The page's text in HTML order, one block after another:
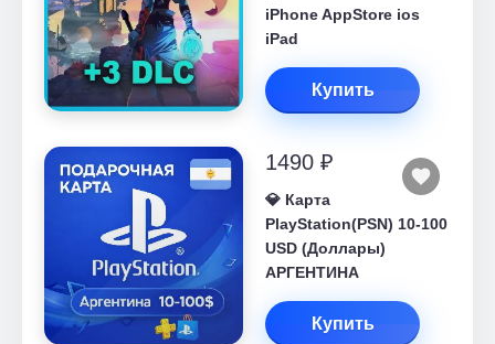
iPhone AppStore ios
iPad
Купить
1490 ₽
💎 Карта
PlayStation(PSN) 10-100
USD (Доллары)
АРГЕНТИНА
Купить